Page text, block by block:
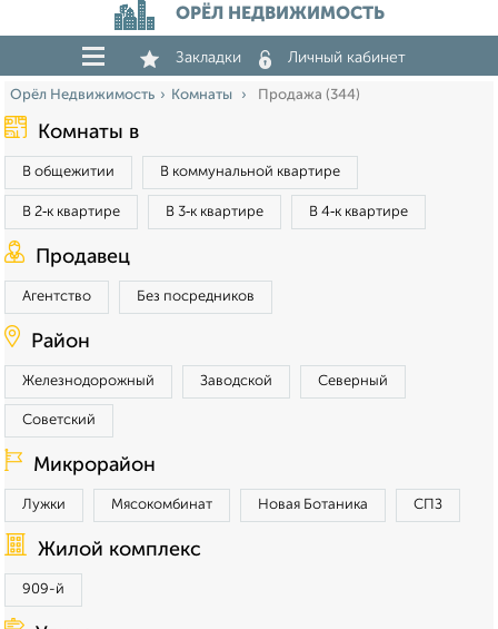
ОРЁЛ НЕДВИЖИМОСТЬ
Закладки Личный кабинет
Орёл Недвижимость Комнаты Продажа (344)
Комнаты в
В общежитии В коммунальной квартире
В 2‑к квартире В 3‑к квартире В 4‑к квартире
Продавец
Агентство Без посредников
Район
Железнодорожный Заводской Северный
Советский
Микрорайон
Лужки Мясокомбинат Новая Ботаника СПЗ
Жилой комплекс
909-й